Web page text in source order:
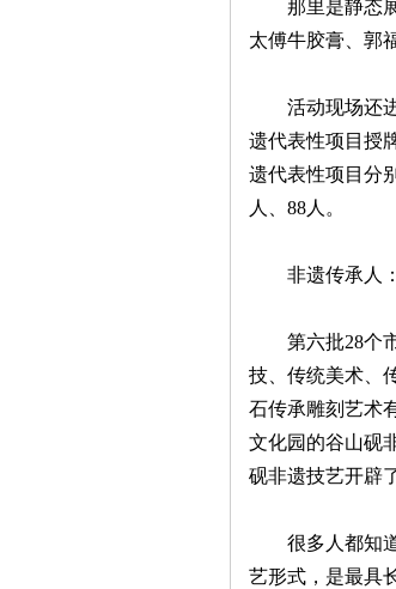
那里是静态展
太傅牛胶膏、郭
活动现场还进
遗代表性项目授
遗代表性项目分
人、88人。
非遗传承人：
第六批28个市
技、传统美术、
石传承雕刻艺术
文化园的谷山砚
砚非遗技艺开辟
很多人都知道
艺形式，是最具